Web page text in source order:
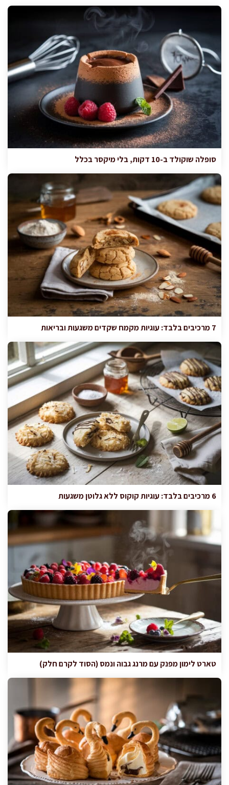
סופלה שוקולד ב-10 דקות, בלי מיקסר בכלל
7 מרכיבים בלבד: עוגיות מקמח שקדים משגעות ובריאות
6 מרכיבים בלבד: עוגיות קוקוס ללא גלוטן משגעות
טארט לימון מפנק עם מרנג גבוה ונמס (הסוד לקרם חלק)